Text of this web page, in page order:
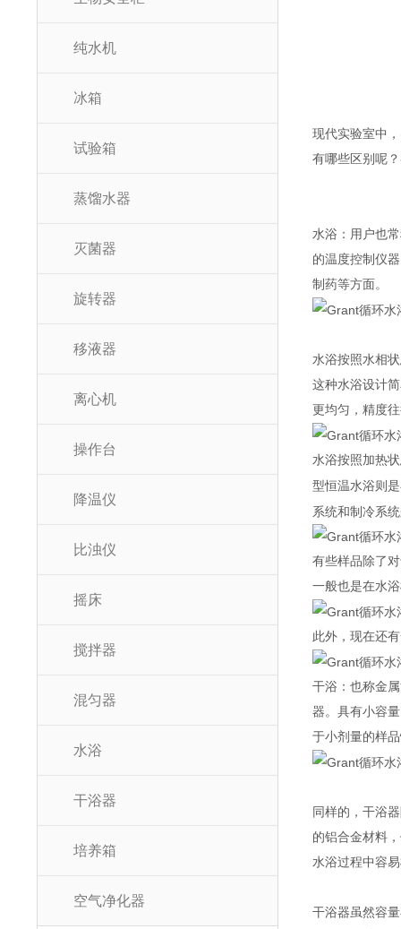
纯水机
冰箱
试验箱
蒸馏水器
灭菌器
旋转器
移液器
离心机
操作台
降温仪
比浊仪
摇床
搅拌器
混匀器
水浴
干浴器
培养箱
空气净化器
现代实验室中
有哪些区别呢
水浴：用户也
的温度控制仪
制药等方面。
水浴按照水相
这种水浴设计
更均匀，精度
水浴按照加热
型恒温水浴则
系统和制冷系
有些样品除了
一般也是在水
此外，现在还
干浴：也称金
器。具有小容
于小剂量的样
同样的，干浴
的铝合金材料
水浴过程中容
干浴器虽然容